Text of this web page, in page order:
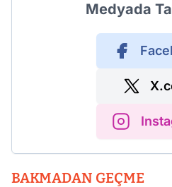
Medyada
BAKMADAN GEÇME